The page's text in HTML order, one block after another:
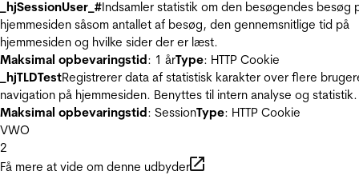
_hjSessionUser_#Indsamler statistik om den besøgendes besøg
hjemmesiden såsom antallet af besøg, den gennemsnitlige tid på
hjemmesiden og hvilke sider der er læst.
Maksimal opbevaringstid: 1 årType: HTTP Cookie
_hjTLDTestRegistrerer data af statistisk karakter over flere
navigation på hjemmesiden. Benyttes til intern analyse og statistik.
Maksimal opbevaringstid: SessionType: HTTP Cookie
VWO
2
Få mere at vide om denne udbyder